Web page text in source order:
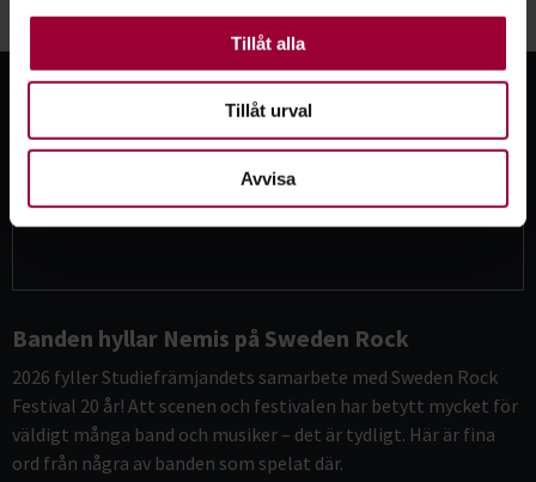
Tillåt alla
Tillåt urval
Avvisa
Se fler nyheter
Banden hyllar Nemis på Sweden Rock
2026 fyller Studiefrämjandets samarbete med Sweden Rock
Festival 20 år! Att scenen och festivalen har betytt mycket för
väldigt många band och musiker – det är tydligt. Här är fina
ord från några av banden som spelat där.